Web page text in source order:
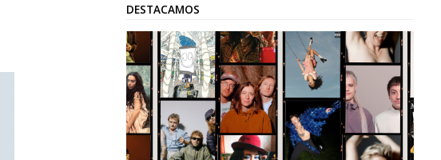
DESTACAMOS